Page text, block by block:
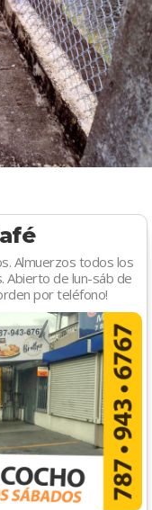
Almuerzos todos los
Abierto de lun-sáb de
por teléfono!